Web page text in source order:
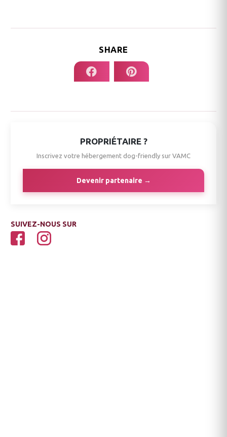
SHARE
PROPRIÉTAIRE ?
Inscrivez votre hébergement dog-friendly sur VAMC
Devenir partenaire →
SUIVEZ-NOUS SUR